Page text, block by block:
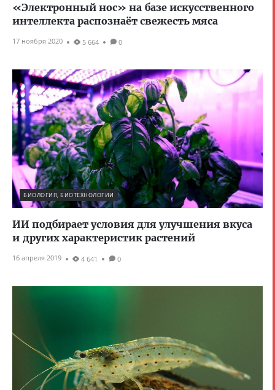
«Электронный нос» на базе искусственного
интеллекта распознаёт свежесть мяса
17 ноября 2020 5 664 0
БИОЛОГИЯ, БИОТЕХНОЛОГИИ
ИИ подбирает условия для улучшения вкуса
и других характеристик растений
16 апреля 2019 4 641 0